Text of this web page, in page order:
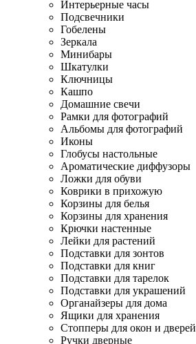
Интерьерные часы
Подсвечники
Гобелены
Зеркала
Минибары
Шкатулки
Ключницы
Кашпо
Домашние свечи
Рамки для фотографий
Альбомы для фотографий
Иконы
Глобусы настольные
Ароматические диффузоры
Ложки для обуви
Коврики в прихожую
Корзины для белья
Корзины для хранения
Крючки настенные
Лейки для растений
Подставки для зонтов
Подставки для книг
Подставки для тарелок
Подставки для украшений
Органайзеры для дома
Ящики для хранения
Стопперы для окон и дверей
Ручки дверные